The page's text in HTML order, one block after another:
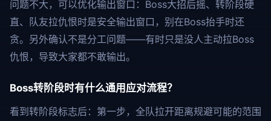
问题不大，可以优化输出窗口：Boss大招后摇、转阶段硬
直、队友拉仇恨时是安全输出窗口，别在Boss抬手时还
贪。另外确认不是分工问题——有时只是没人主动拉Boss
仇恨，导致大家都不敢输出。
Boss转阶段时有什么通用应对流程？
看到转阶段标志后：第一步，全队拉开距离规避可能的范围